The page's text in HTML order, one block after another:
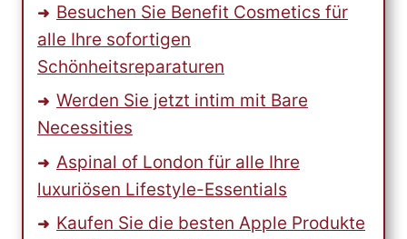
Besuchen Sie Benefit Cosmetics für
alle Ihre sofortigen
Schönheitsreparaturen
Werden Sie jetzt intim mit Bare
Necessities
Aspinal of London für alle Ihre
luxuriösen Lifestyle-Essentials
Kaufen Sie die besten Apple Produkte